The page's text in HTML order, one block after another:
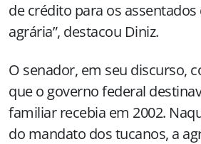
de crédito para os
agrária”, destacou Diniz.
O senador, em seu discurso,
que o governo federal
familiar recebia em 2002.
do mandato dos tucanos, a